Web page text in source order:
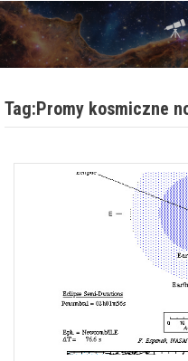
Przejdź do
Tag:Promy kosmiczne